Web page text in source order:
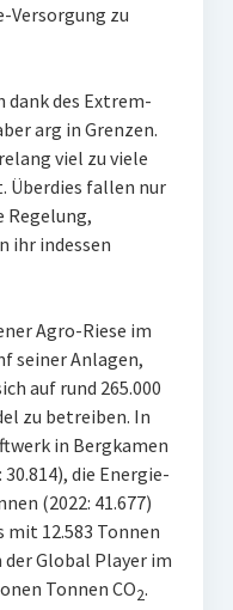
Versorgung zu
dank des Extrem-
arg in Grenzen.
viel zu viele
fallen nur
Regelung,
ihr indessen
Agro-Riese im
seiner Anlagen,
auf rund 265.000
zu betreiben. In
in Bergkamen
die Energie-
(2022: 41.677)
mit 12.583 Tonnen
der Global Player im
Tonnen CO2.